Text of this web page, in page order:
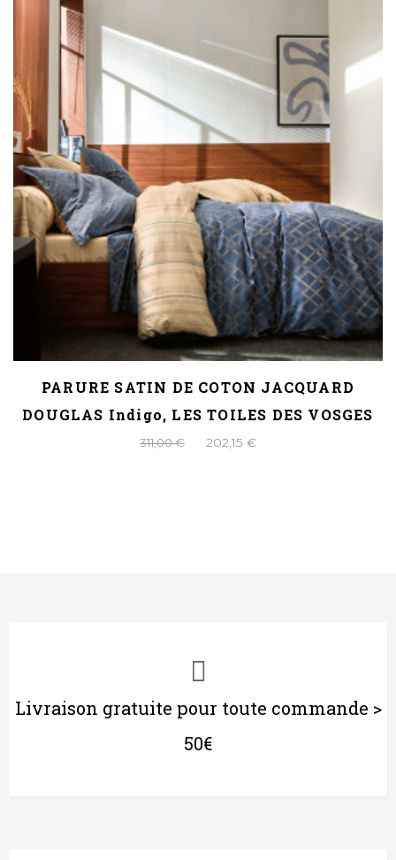
PARURE SATIN DE COTON JACQUARD
DOUGLAS Indigo, LES TOILES DES VOSGES
311,00 € 202,15 €
Livraison gratuite pour toute commande >
50€